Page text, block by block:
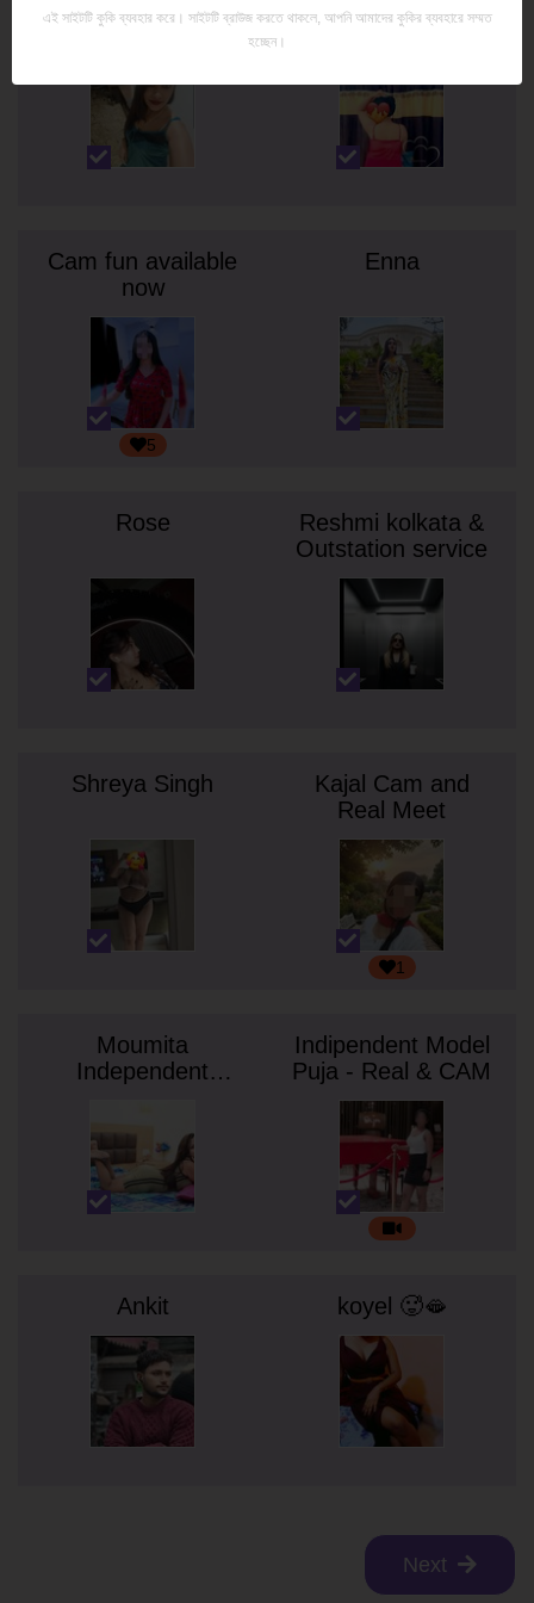
model Ria
Cam fun available
now
5
Enna
Rose
Reshmi kolkata &
Outstation service
Shreya Singh
Kajal Cam and
Real Meet
1
Moumita
Independent
Indipendent Model
Puja - Real & CAM
Ankit koyel 🥵🫦
Next
এই সাইটটি কুকি ব্যবহার করে। সাইটটি ব্রাউজ করতে থাকলে, আপনি আমাদের কুকির ব্যবহারে সম্মত
হচ্ছেন।